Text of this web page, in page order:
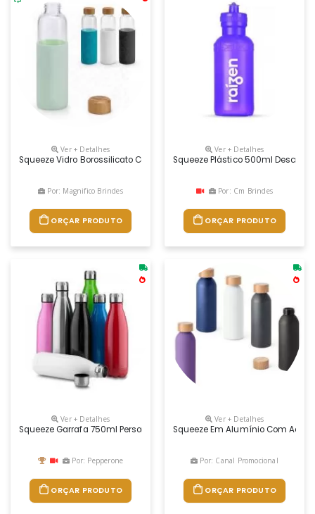
Ver + Detalhes
Squeeze Vidro Borossilicato Com Tampa Em Bambu E Revestida
Por: Magnifico Brindes
ORÇAR PRODUTO
Ver + Detalhes
Squeeze Plástico 500ml
Por: Cm Brindes
ORÇAR PRODUTO
Ver + Detalhes
Squeeze Garrafa 750ml Personalizada
Por: Pepperone
ORÇAR PRODUTO
Ver + Detalhes
Squeeze Em Alumínio Com
Por: Canal Promocional
ORÇAR PRODUTO